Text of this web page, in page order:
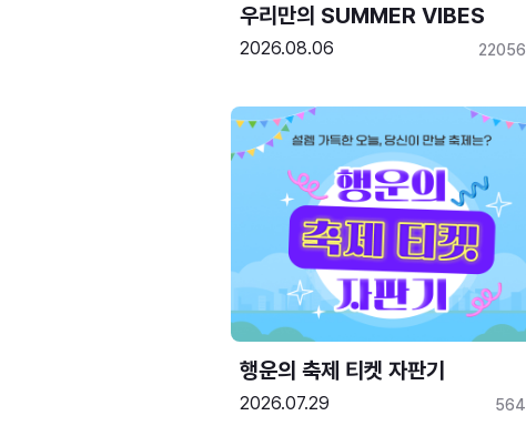
우리만의 SUMMER VIBES
2026.08.06 22056
행운의 축제 티켓 자판기
2026.07.29 564